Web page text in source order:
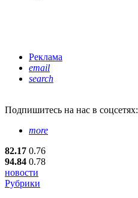
Реклама
email
search
Подпишитесь на нас в соцсетях:
more
82.17 0.76
94.84 0.78
новости
Рубрики